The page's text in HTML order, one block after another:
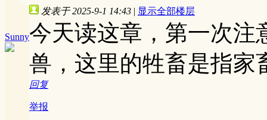
Sunny
发表于 2025-9-1 14:43 | 显示全部楼层
今天读这章，第一次注
兽，这里的牲畜是指家
回复
举报